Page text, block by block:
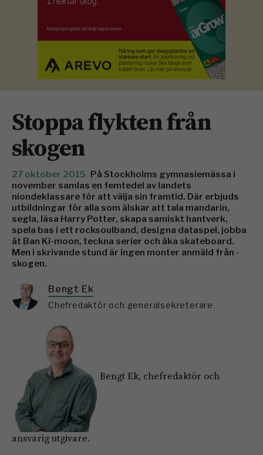
Stoppa flykten från
skogen
27 oktober 2015
På Stockholms gymnasiemässa i
november samlas en ­femtedel av landets
niondeklassare för att välja sin ­framtid. Där erbjuds
utbildningar för alla som älskar att tala mandarin,
segla, läsa Harry Potter, skapa samiskt hantverk,
spela bas i ett rocksoulband, designa data­spel, ­jobba
åt Ban Ki-moon, teckna serier och åka skateboard.
Men i skrivande stund är ingen monter anmäld från ­
skogen.
Bengt Ek
Chefredaktör och generalsekreterare
Bengt Ek, chefredaktör och
ansvarig utgivare.